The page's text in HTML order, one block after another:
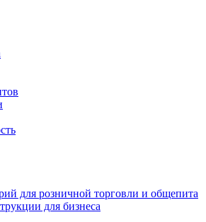
для розничной торговли и общепита
для бизнеса